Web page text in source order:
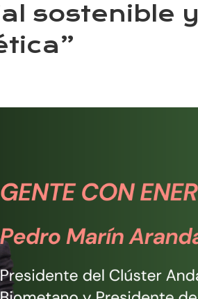
sostenible y